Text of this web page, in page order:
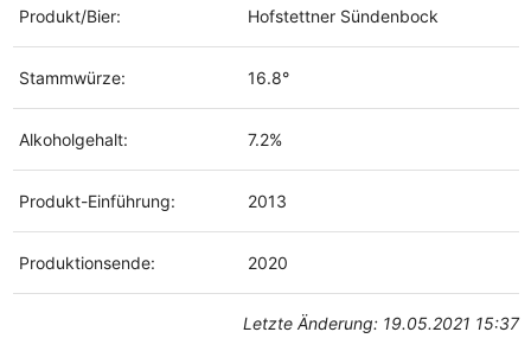
Produkt/Bier: Hofstettner Sündenbock
Stammwürze: 16.8°
Alkoholgehalt: 7.2%
Produkt-Einführung: 2013
Produktionsende: 2020
Letzte Änderung: 19.05.2021 15:37